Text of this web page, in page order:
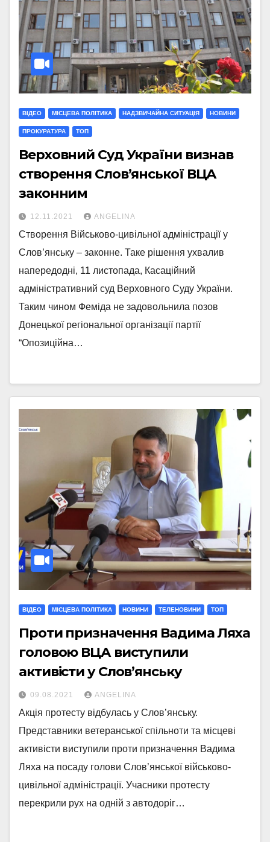
ВІДЕО МIСЦЕВА ПОЛIТИКА НАДЗВИЧАЙНА СИТУАЦІЯ НОВИНИ
ПРОКУРАТУРА ТОП
Верховний Суд України визнав
створення Слов’янської ВЦА
законним
12.11.2021 ANGELINA
Створення Військово-цивільної адміністрації у
Слов’янську – законне. Таке рішення ухвалив
напередодні, 11 листопада, Касаційний
адміністративний суд Верховного Суду України.
Таким чином Феміда не задовольнила позов
Донецької регіональної організації партії
“Опозиційна…
ВІДЕО МIСЦЕВА ПОЛIТИКА НОВИНИ ТЕЛЕНОВИНИ ТОП
Проти призначення Вадима Ляха
головою ВЦА виступили
активісти у Слов’янську
09.08.2021 ANGELINA
Акція протесту відбулась у Слов’янську.
Представники ветеранської спільноти та місцеві
активісти виступили проти призначення Вадима
Ляха на посаду голови Слов’янської військово-
цивільної адміністрації. Учасники протесту
перекрили рух на одній з автодоріг…